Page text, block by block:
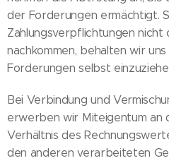
der Forderungen ermächtigt.
Zahlungsverpflichtungen nicht
nachkommen, behalten wir
Forderungen selbst
Bei Verbindung und
erwerben wir Miteigentum an
Verhältnis des
den anderen verarbeiteten